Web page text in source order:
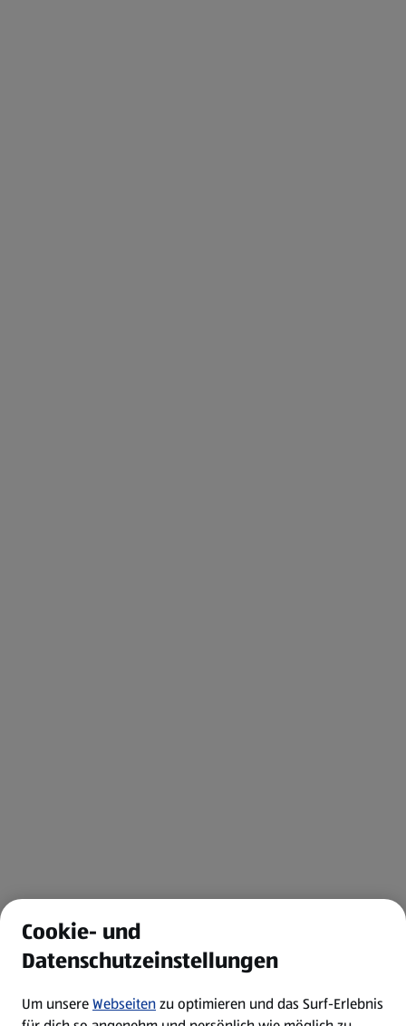
Cookie- und
Datenschutzeinstellungen
Um unsereWebseitenzu optimieren und das Surf-Erlebnis